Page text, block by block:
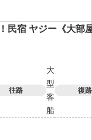
民宿 ヤジー《大部
往路
大
型
客
船
復路